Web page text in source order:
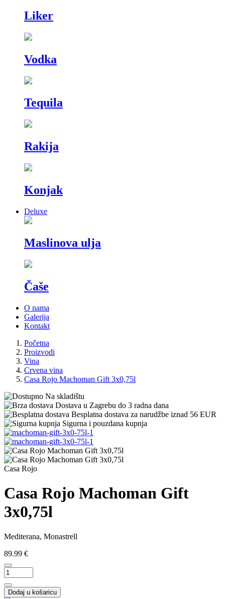
Liker
Vodka
Tequila
Rakija
Konjak
Deluxe
Maslinova ulja
Čaše
O nama
Galerija
Kontakt
Početna
Proizvodi
Vina
Crvena vina
Casa Rojo Machoman Gift 3x0,75l
Na skladištu
Dostava u Zagrebu do 3 radna dana
Besplatna dostava za narudžbe iznad 56 EUR
Sigurna i pouzdana kupnja
Casa Rojo
Casa Rojo Machoman Gift
3x0,75l
Mediterana, Monastrell
89.99 €
Dodaj u košaricu